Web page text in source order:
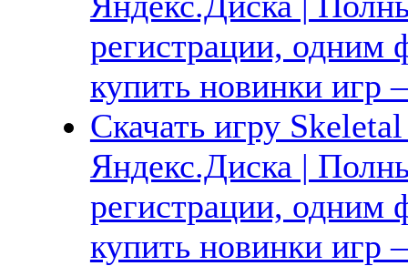
регистрации, одним
купить новинки
Скачать игру
Яндекс.Диска |
регистрации, одним
купить новинки